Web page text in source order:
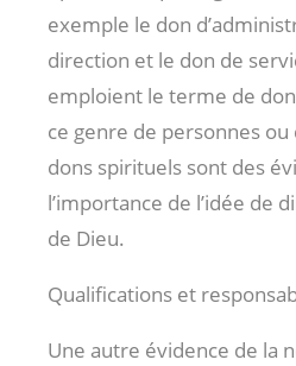
exemple le don
direction et le don de
emploient le terme de
ce genre de personnes ou
dons spirituels sont des
l’importance de l’idée de
de Dieu.
Qualifications et
Une autre évidence de la